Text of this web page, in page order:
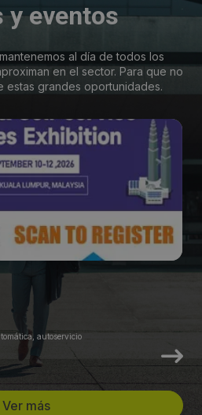
y eventos
al día de todos los
en el sector. Para que no
estas grandes oportunidades.
autoservicio
Ver más